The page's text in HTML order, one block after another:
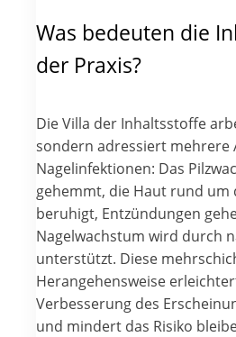
Was bedeuten die
der Praxis?
Die Villa der Inhaltsstoffe
sondern adressiert mehrere
Nagelinfektionen: Das
gehemmt, die Haut rund um
beruhigt, Entzündungen
Nagelwachstum wird durch
unterstützt. Diese
Herangehensweise
Verbesserung des
und mindert das Risiko